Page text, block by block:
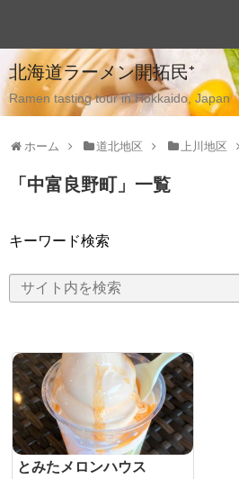
北海道ラーメン開拓民⁺
Ramen tasting tour in Hokkaido, Japan
ホーム 道北地区 上川地区
「 中富良野町」 一覧
キーワード検索
とみたメロンハウス